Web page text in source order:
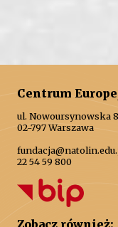
Centrum
ul. Nowoursynowska
02-797 Warszawa
22 54 59 800
Zobacz również: